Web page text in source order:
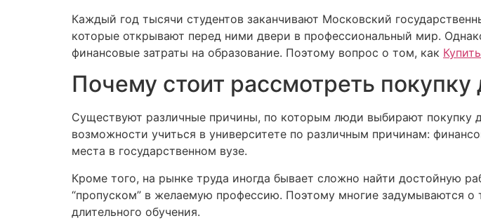
Каждый год тысячи студентов заканчивают Московский
которые открывают перед ними двери в профессиональный мир.
финансовые затраты на образование. Поэтому вопрос о том, как
Почему стоит рассмотреть покупку
Существуют различные причины, по которым люди выбирают покупку
возможности учиться в университете по различным причинам:
места в государственном вузе.
Кроме того, на рынке труда иногда бывает сложно найти достойную
“пропуском” в желаемую профессию. Поэтому многие задумываются
длительного обучения.